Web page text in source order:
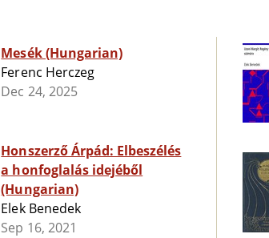
Mesék (Hungarian)
Ferenc Herczeg
Dec 24, 2025
Honszerző Árpád: Elbeszélés
a honfoglalás idejéből
(Hungarian)
Elek Benedek
Sep 16, 2021